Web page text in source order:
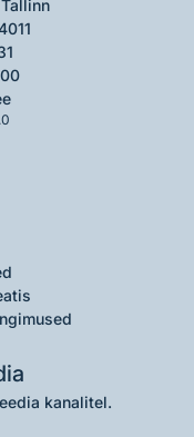
kanalitel.